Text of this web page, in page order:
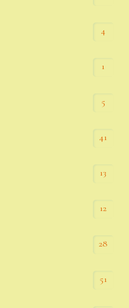
4
1
5
41
13
12
28
51